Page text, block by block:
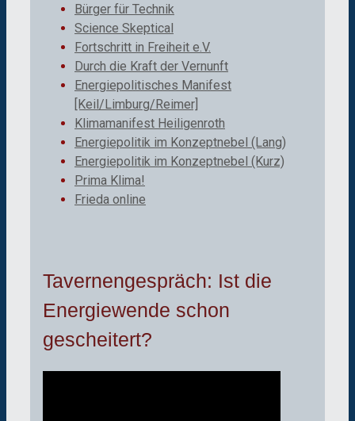
Bürger für Technik
Science Skeptical
Fortschritt in Freiheit e.V.
Durch die Kraft der Vernunft
Energiepolitisches Manifest
[Keil/Limburg/Reimer]
Klimamanifest Heiligenroth
Energiepolitik im Konzeptnebel (Lang)
Energiepolitik im Konzeptnebel (Kurz)
Prima Klima!
Frieda online
Tavernengespräch: Ist die
Energiewende schon
gescheitert?